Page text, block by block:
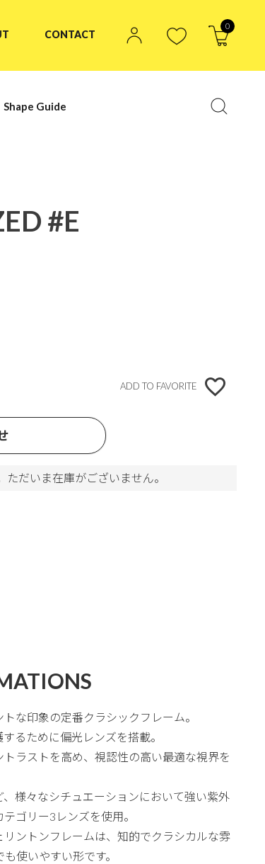
CONTACT
0
Shape Guide
#E
ADD TO FAVORITE
ただいま在庫がございません。
な印象の定番クラシックフレーム。
るために偏光レンズを搭載。
ラストを高め、視認性の高い最適な視界を
様々なシチュエーションにおいて強い紫外
ゴリー3レンズを使用。
ントンフレームは、知的でクラシカルな雰
使いやすい形です。